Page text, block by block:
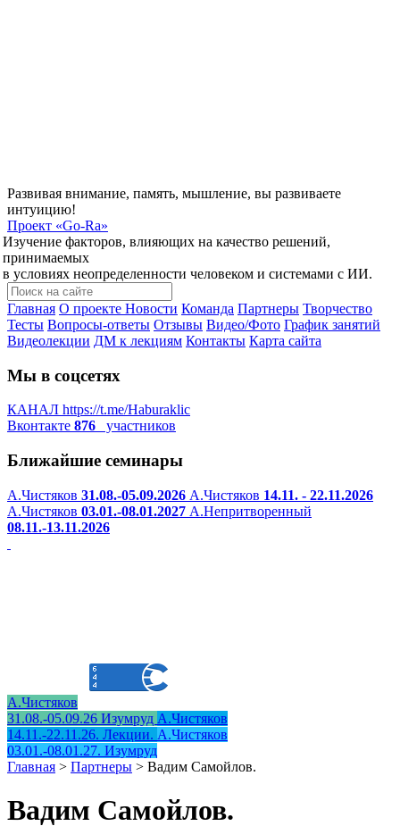
Развивая внимание, память, мышление, вы развиваете
интуицию!
Проект «Go-Ra»
Изучение факторов, влияющих на качество решений,
принимаемых
в условиях неопределенности человеком и системами с ИИ.
Главная О проекте Новости Команда Партнеры Творчество
Тесты Вопросы-ответы Отзывы Видео/Фото График занятий
Видеолекции ДМ к лекциям Контакты Карта сайта
Мы в соцсетях
КАНАЛ https://t.me/Haburaklic
Вконтакте 876 участников
Ближайшие семинары
А.Чистяков 31.08.-05.09.2026 А.Чистяков 14.11. - 22.11.2026
А.Чистяков 03.01.-08.01.2027 А.Непритворенный
08.11.-13.11.2026
А.Чистяков
31.08.-05.09.26 Изумруд А.Чистяков
14.11.-22.11.26. Лекции. А.Чистяков
03.01.-08.01.27. Изумруд
Главная > Партнеры > Вадим Самойлов.
Вадим Самойлов.